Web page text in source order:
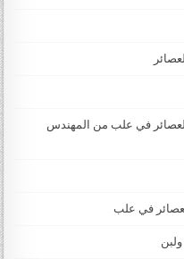
في علب من المهندس
في علب